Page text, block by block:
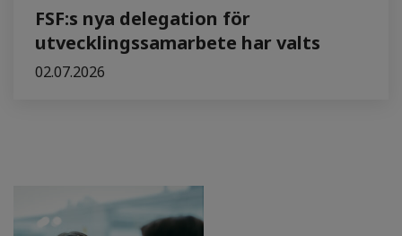
FSF:s nya delegation för
utvecklingssamarbete har valts
02.07.2026